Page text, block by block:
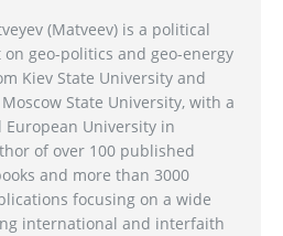
(Matveev) is a political
geo-politics and geo-energy
Kiev State University and
State University, with a
University in
of over 100 published
and more than 3000
focusing on a wide
international and interfaith